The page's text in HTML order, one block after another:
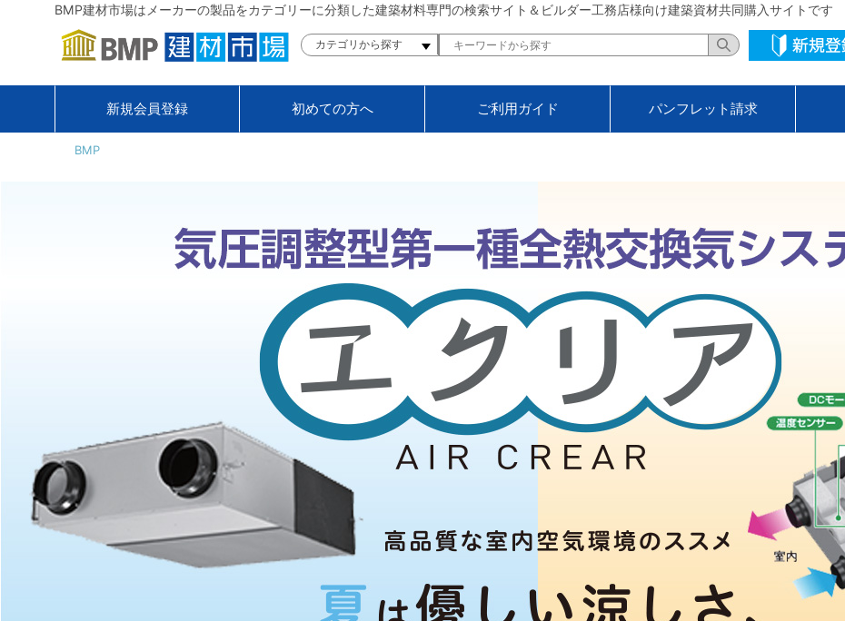
BMP建材市場はメーカーの製品をカテゴリーに分類した建築材料専門の検索サイト＆ビルダー工務店様向け建築資材共同購入サイトです
カテゴリから探す
新規会員登録 初めての方へ ご利用ガイド パンフレット請求
BMP